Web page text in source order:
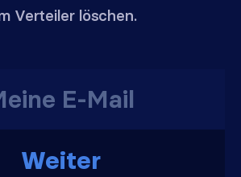
Verteiler löschen.
Weiter